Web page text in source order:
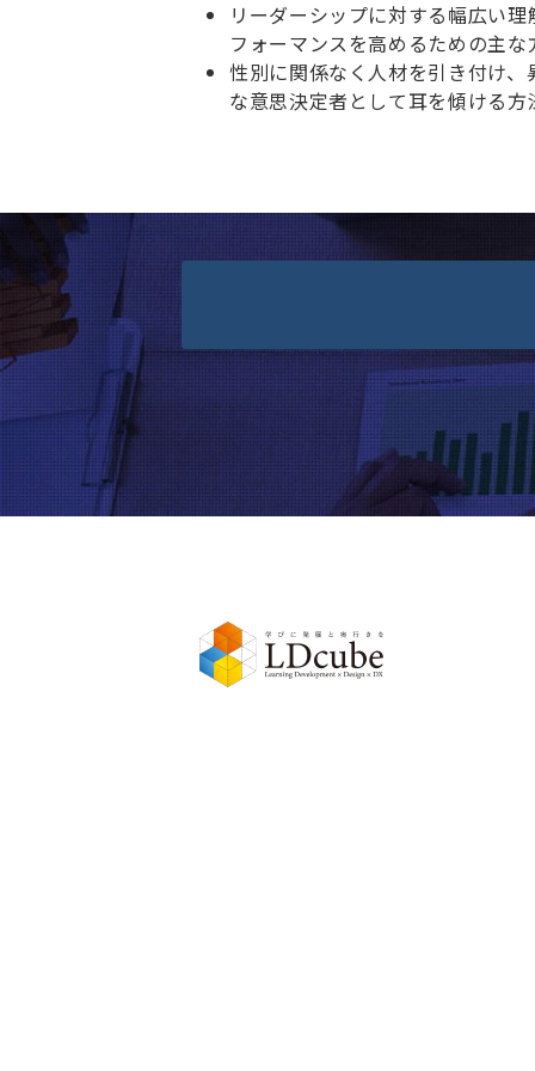
リーダーシップに対する幅広い
フォーマンスを高めるための主な
性別に関係なく人材を引き付け
な意思決定者として耳を傾ける方